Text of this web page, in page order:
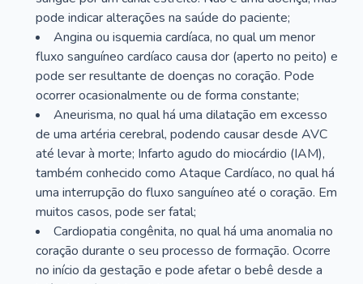
pode indicar alterações na saúde do paciente;
Angina ou isquemia cardíaca, no qual um menor
fluxo sanguíneo cardíaco causa dor (aperto no peito) e
pode ser resultante de doenças no coração. Pode
ocorrer ocasionalmente ou de forma constante;
Aneurisma, no qual há uma dilatação em excesso
de uma artéria cerebral, podendo causar desde AVC
até levar à morte; Infarto agudo do miocárdio (IAM),
também conhecido como Ataque Cardíaco, no qual há
uma interrupção do fluxo sanguíneo até o coração. Em
muitos casos, pode ser fatal;
Cardiopatia congênita, no qual há uma anomalia no
coração durante o seu processo de formação. Ocorre
no início da gestação e pode afetar o bebê desde a